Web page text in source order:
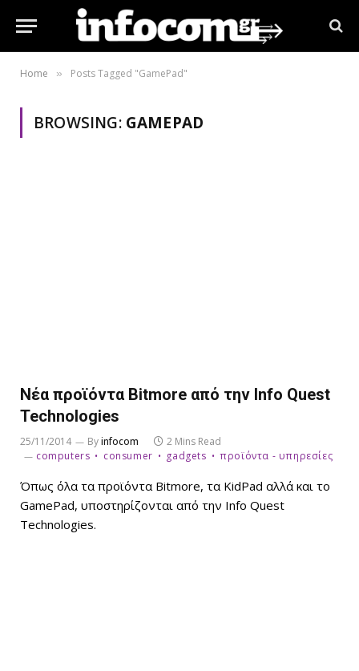
Home » Posts Tagged "GamePad"
BROWSING: GAMEPAD
Νέα προϊόντα Bitmore από την Info Quest
Technologies
25/11/2014 Byinfocom
2 Mins Read
computers
consumer gadgets προϊόντα - υπηρεσίες
Όπως όλα τα προϊόντα Bitmore, τα ΚidPad αλλά και το
GamePad, υποστηρίζονται από την Info Quest
Technologies.